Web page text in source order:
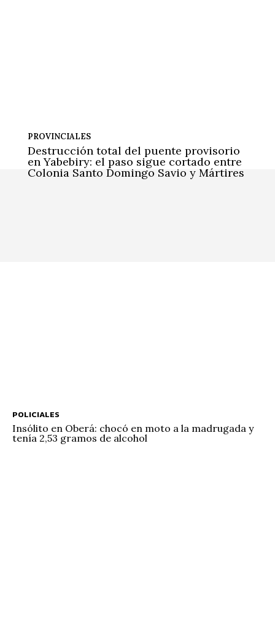
PROVINCIALES
Destrucción total del puente provisorio
en Yabebiry: el paso sigue cortado entre
Colonia Santo Domingo Savio y Mártires
POLICIALES
Insólito en Oberá: chocó en moto a la madrugada y
tenía 2,53 gramos de alcohol